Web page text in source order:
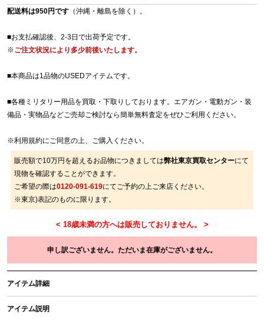
配送料は950円です （沖縄・離島を除く）。
■お支払確認後、2-3日で出荷予定です。
※ご注文状況により多少前後いたします。
■本商品は1品物のUSEDアイテムです。
■各種ミリタリー用品を買取・下取りしております。エアガン・電動ガン・装
備品・実物品などご売却ご検討なら簡単無料査定をぜひご利用ください。
※利用規約にご同意の上、ご購入ください。
販売額で10万円を超えるお品物につきましては弊社東京買取センターにて
現物を確認することができます。
ご希望の際は0120-091-619にてご予約の上ご来店ください。
※東京)表記のものに限ります。
申し訳ございません。ただいま在庫がございません。
アイテム詳細
アイテム説明